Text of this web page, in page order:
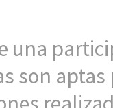
una
son